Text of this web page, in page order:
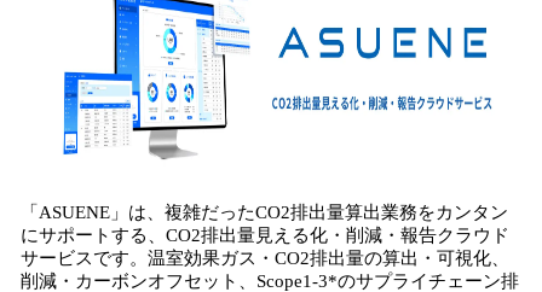
「ASUENE」は、複雑だったCO2排出量算出業務をカンタン
にサポートする、CO2排出量見える化・削減・報告クラウド
サービスです。温室効果ガス・CO2排出量の算出・可視化、
削減・カーボンオフセット、Scope1-3*のサプライチェーン排